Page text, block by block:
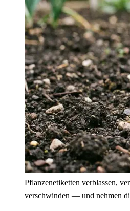
Pflanzenetiketten verblassen,
verschwinden — und nehmen